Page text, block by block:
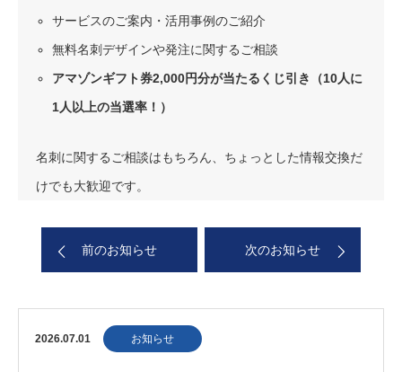
サービスのご案内・活用事例のご紹介
無料名刺デザインや発注に関するご相談
アマゾンギフト券2,000円分が当たるくじ引き（10人に
1人以上の当選率！）
名刺に関するご相談はもちろん、ちょっとした情報交換だ
けでも大歓迎です。
前のお知らせ 次のお知らせ
2026.07.01 お知らせ